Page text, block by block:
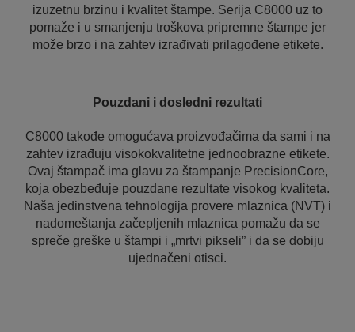
izuzetnu brzinu i kvalitet štampe. Serija C8000 uz to
pomaže i u smanjenju troškova pripremne štampe jer
može brzo i na zahtev izrađivati prilagođene etikete.
Pouzdani i dosledni rezultati
C8000 takođe omogućava proizvođačima da sami i na
zahtev izrađuju visokokvalitetne jednoobrazne etikete.
Ovaj štampač ima glavu za štampanje PrecisionCore,
koja obezbeđuje pouzdane rezultate visokog kvaliteta.
Naša jedinstvena tehnologija provere mlaznica (NVT) i
nadomeštanja začepljenih mlaznica pomažu da se
spreče greške u štampi i „mrtvi pikseli” i da se dobiju
ujednačeni otisci.